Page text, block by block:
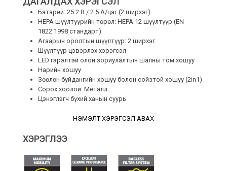
Батарей: 25.2 В / 2.5 А/цаг (2 ширхэг)
HEPA шүүлтүүрийн төрөл: HEPA 12 шүүлтүүр (EN
1822:1998 стандарт)
Агаарын оролтын шүүлтүүр: 2 ширхэг
Шүүлтүүр цэвэрлэх хэрэгсэл
LED гэрэлтэй олон зориулалтын шалны том хошуу
Нарийн хошуу
Зөөлөн буйдангийн хошуу болон сойзтой хошуу (2in1)
Сорох хоолой: Металл
Цэнэглэгч бүхий ханын суурь
НЭМЭЛТ ХЭРЭГСЭЛ АВАХ
ХЭРЭГЛЭЭ